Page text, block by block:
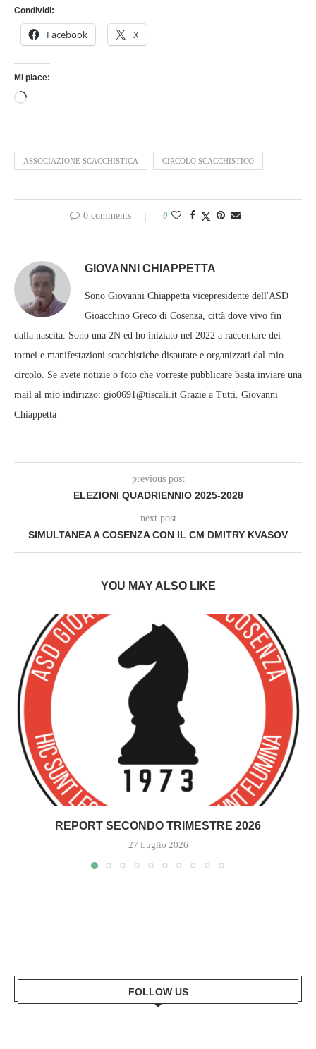
Condividi:
Facebook X
Mi piace:
ASSOCIAZIONE SCACCHISTICA CIRCOLO SCACCHISTICO
0 comments 0
GIOVANNI CHIAPPETTA
Sono Giovanni Chiappetta vicepresidente dell'ASD
Gioacchino Greco di Cosenza, città dove vivo fin
dalla nascita. Sono una 2N ed ho iniziato nel 2022 a raccontare dei
tornei e manifestazioni scacchistiche disputate e organizzati dal mio
circolo. Se avete notizie o foto che vorreste pubblicare basta inviare una
mail al mio indirizzo: gio0691@tiscali.it Grazie a Tutti. Giovanni
Chiappetta
previous post
ELEZIONI QUADRIENNIO 2025-2028
next post
SIMULTANEA A COSENZA CON IL CM DMITRY KVASOV
YOU MAY ALSO LIKE
REPORT SECONDO TRIMESTRE 2026
27 Luglio 2026
FOLLOW US